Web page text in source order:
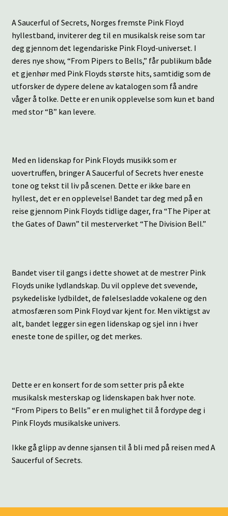
A Saucerful of Secrets, Norges fremste Pink Floyd
hyllestband, inviterer deg til en musikalsk reise som tar
deg gjennom det legendariske Pink Floyd-universet. I
deres nye show, “From Pipers to Bells,” får publikum både
et gjenhør med Pink Floyds største hits, samtidig som de
utforsker de dypere delene av katalogen som få andre
våger å tolke. Dette er en unik opplevelse som kun et band
med stor “B” kan levere.
Med en lidenskap for Pink Floyds musikk som er
uovertruffen, bringer A Saucerful of Secrets hver eneste
tone og tekst til liv på scenen. Dette er ikke bare en
hyllest, det er en opplevelse! Bandet tar deg med på en
reise gjennom Pink Floyds tidlige dager, fra “The Piper at
the Gates of Dawn” til mesterverket “The Division Bell.”
Bandet viser til gangs i dette showet at de mestrer Pink
Floyds unike lydlandskap. Du vil oppleve det svevende,
psykedeliske lydbildet, de følelsesladde vokalene og den
atmosfæren som Pink Floyd var kjent for. Men viktigst av
alt, bandet legger sin egen lidenskap og sjel inn i hver
eneste tone de spiller, og det merkes.
Dette er en konsert for de som setter pris på ekte
musikalsk mesterskap og lidenskapen bak hver note.
“From Pipers to Bells” er en mulighet til å fordype deg i
Pink Floyds musikalske univers.
Ikke gå glipp av denne sjansen til å bli med på reisen med A
Saucerful of Secrets.